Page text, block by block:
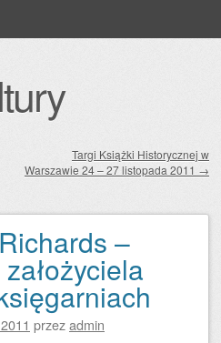
Targi Książki Historycznej w
Warszawie 24 – 27 listopada 2011 →
–
przezadmin